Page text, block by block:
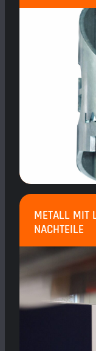
METALL MIT
NACHTEILE